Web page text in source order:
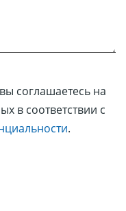
соглашаетесь на
в соответствии с
.